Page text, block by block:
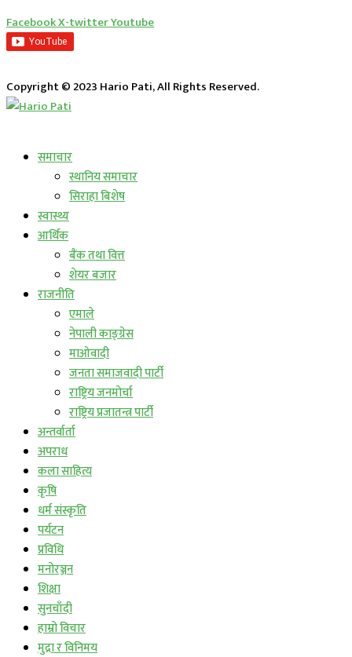
FacebookX-twitterYoutube
Copyright © 2023 Hario Pati, All Rights Reserved.
समाचार
स्थानिय समाचार
सिराहा बिशेष
स्वास्थ्य
आर्थिक
बैंक तथा वित्त
शेयर बजार
राजनीति
एमाले
नेपाली काङ्ग्रेस
माओवादी
जनता समाजवादी पार्टी
राष्ट्रिय जनमोर्चा
राष्ट्रिय प्रजातन्त्र पार्टी
अन्तर्वार्ता
अपराध
कला साहित्य
कृषि
धर्म संस्कृति
पर्यटन
प्रविधि
मनोरञ्जन
शिक्षा
सुनचाँदी
हाम्रो विचार
मुद्रा र विनिमय